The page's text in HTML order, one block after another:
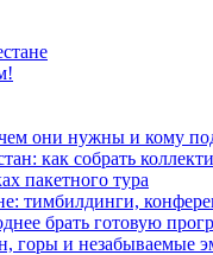
они нужны и кому
как собрать
пакетного тура
тимбилдинги,
брать готовую
горы и незабываемые